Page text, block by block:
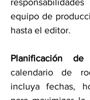
equipo de
hasta el editor.
Planificación de
calendario de
incluya fechas,